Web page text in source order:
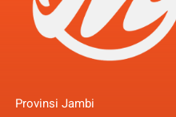
Provinsi Jambi